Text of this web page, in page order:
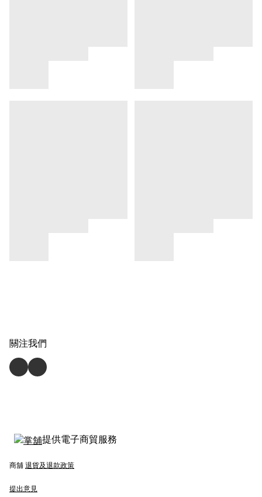
關注我們
提供電子商貿服務
商舖 退貨及退款政策
提出意見